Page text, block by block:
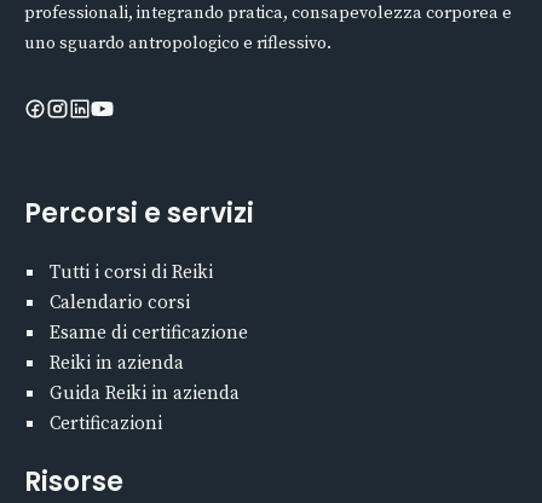
professionali, integrando pratica, consapevolezza corporea e
uno sguardo antropologico e riflessivo.
Percorsi e servizi
Tutti i corsi di Reiki
Calendario corsi
Esame di certificazione
Reiki in azienda
Guida Reiki in azienda
Certificazioni
Risorse